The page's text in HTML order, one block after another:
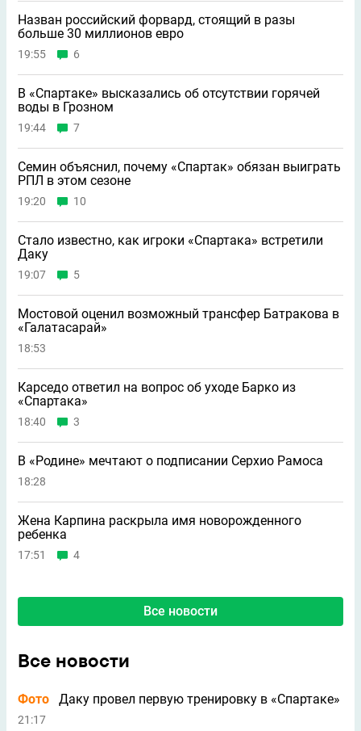
Назван российский форвард, стоящий в разы
больше 30 миллионов евро
19:55 6
В «Спартаке» высказались об отсутствии горячей
воды в Грозном
19:44 7
Семин объяснил, почему «Спартак» обязан выиграть
РПЛ в этом сезоне
19:20 10
Стало известно, как игроки «Спартака» встретили
Даку
19:07 5
Мостовой оценил возможный трансфер Батракова в
«Галатасарай»
18:53
Карседо ответил на вопрос об уходе Барко из
«Спартака»
18:40 3
В «Родине» мечтают о подписании Серхио Рамоса
18:28
Жена Карпина раскрыла имя новорождeнного
ребeнка
17:51 4
Все новости
Все новости
Фото Даку провел первую тренировку в «Спартаке»
21:17